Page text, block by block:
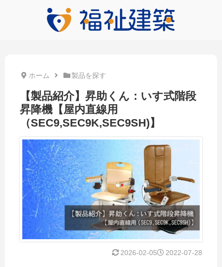
ホーム 製品を探す
【製品紹介】昇助くん：いす式階段
昇降機【屋内直線用
（SEC9,SEC9K,SEC9SH)】
2022-07-28
2026-02-05